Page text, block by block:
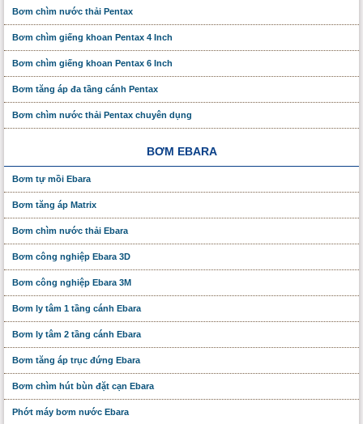
Bơm chìm nước thải Pentax
Bơm chìm giếng khoan Pentax 4 Inch
Bơm chìm giếng khoan Pentax 6 Inch
Bơm tăng áp đa tầng cánh Pentax
Bơm chìm nước thải Pentax chuyên dụng
BƠM EBARA
Bơm tự mồi Ebara
Bơm tăng áp Matrix
Bơm chìm nước thải Ebara
Bơm công nghiệp Ebara 3D
Bơm công nghiệp Ebara 3M
Bơm ly tâm 1 tầng cánh Ebara
Bơm ly tâm 2 tầng cánh Ebara
Bơm tăng áp trục đứng Ebara
Bơm chìm hút bùn đặt cạn Ebara
Phớt máy bơm nước Ebara